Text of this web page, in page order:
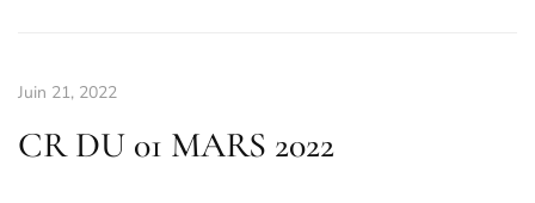
Juin 21, 2022
CR DU 01 MARS 2022